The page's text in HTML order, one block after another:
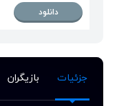
دانلود
جزئیات بازیگران